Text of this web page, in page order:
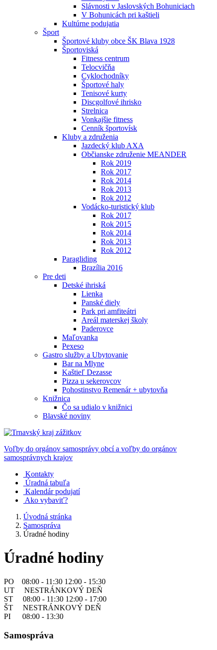
Slávnosti v Jaslovských Bohuniciach
V Bohunicách pri kaštieli
Kultúrne podujatia
Šport
Športové kluby obce ŠK Blava 1928
Športoviská
Fitness centrum
Telocvičňa
Cyklochodníky
Športové haly
Tenisové kurty
Discgolfové ihrisko
Strelnica
Vonkajšie fitness
Cenník športovísk
Kluby a združenia
Jazdecký klub AXA
Občianske združenie MEANDER
Rok 2019
Rok 2017
Rok 2014
Rok 2013
Rok 2012
Vodácko-turistický klub
Rok 2017
Rok 2015
Rok 2014
Rok 2013
Rok 2012
Paragliding
Brazília 2016
Pre deti
Detské ihriská
Lienka
Panské diely
Park pri amfiteátri
Areál materskej školy
Paderovce
Maľovanka
Pexeso
Gastro služby a Ubytovanie
Bar na Mlyne
Kaštieľ Dezasse
Pizza u sekerovcov
Pohostinstvo Remenár + ubytovňa
Knižnica
Čo sa udialo v knižnici
Blavské noviny
Voľby do orgánov samosprávy obcí a voľby do orgánov
samosprávnych krajov
Kontakty
Úradná tabuľa
Kalendár podujatí
Ako vybaviť?
Úvodná stránka
Samospráva
Úradné hodiny
Úradné hodiny
PO 08:00 - 11:30 12:00 - 15:30
UT NESTRÁNKOVÝ DEŇ
ST 08:00 - 11:30 12:00 - 17:00
ŠT NESTRÁNKOVÝ DEŇ
PI 08:00 - 13:30
Samospráva